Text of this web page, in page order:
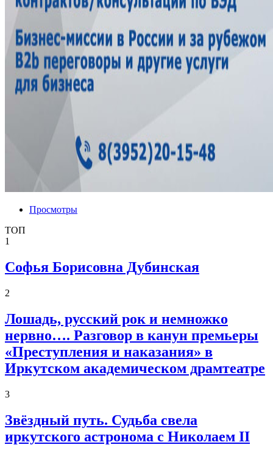
Просмотры
ТОП
1
Софья Борисовна Дубинская
2
Лошадь, русский рок и немножко
нервно…. Разговор в канун премьеры
«Преступления и наказания» в
Иркутском академическом драмтеатре
3
Звёздный путь. Судьба свела
иркутского астронома с Николаем II